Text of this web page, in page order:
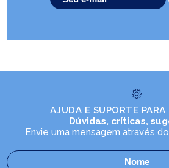
AJUDA E SUPORTE PARA
Dúvidas, críticas,
Envie uma mensagem através